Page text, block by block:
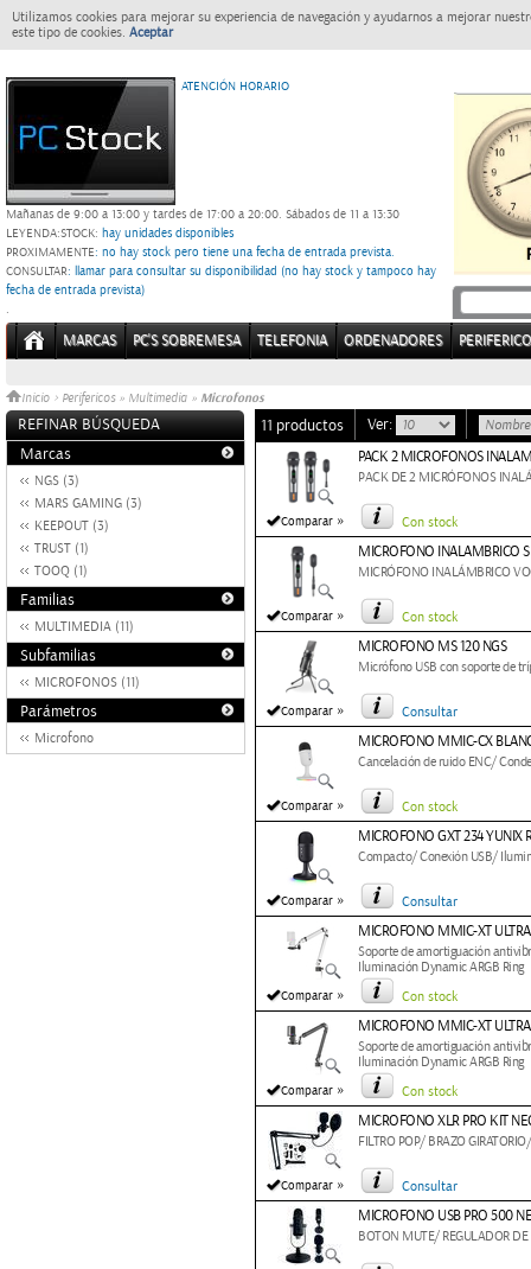
Utilizamos cookies para mejorar su experiencia de navegación y ayudarnos a mejorar
este tipo de cookies. Aceptar
ATENCIÓN HORARIO
Mañanas de 9:00 a 13:00 y tardes de 17:00 a 20:00. Sábados de 11 a 13:30
LEYENDA:STOCK: hay unidades disponibles
PROXIMAMENTE: no hay stock pero tiene una fecha de entrada prevista.
CONSULTAR: llamar para consultar su disponibilidad (no hay stock y tampoco hay
fecha de entrada prevista)
.
MARCAS PC'S SOBREMESA TELEFONIA ORDENADORES
Inicio > Perifericos » Multimedia » Microfonos
REFINAR BÚSQUEDA
Marcas
NGS (3)
MARS GAMING (3)
KEEPOUT (3)
TRUST (1)
TOOQ (1)
Familias
MULTIMEDIA (11)
Subfamilias
MICROFONOS (11)
Parámetros
Microfono
11 productos Ver:
Comparar »
PACK 2 MICROFONOS
PACK DE 2 MICRÓFONOS
Con stock
Comparar »
MICROFONO INALAMBRICO
MICRÓFONO INALÁMBRICO
Con stock
Comparar »
MICROFONO MS 120 NGS
Micrófono USB con soporte de
Consultar
Comparar »
MICROFONO MMIC-CX
Cancelación de ruido ENC/
Con stock
Comparar »
MICROFONO GXT 234 YUNIX
Compacto/ Conexión USB/
Consultar
Comparar »
MICROFONO MMIC-XT
Soporte de amortiguación
Iluminación Dynamic ARGB Ring
Con stock
Comparar »
MICROFONO MMIC-XT
Soporte de amortiguación
Iluminación Dynamic ARGB Ring
Con stock
Comparar »
MICROFONO XLR PRO KIT
FILTRO POP/ BRAZO
Consultar
MICROFONO USB PRO 500
BOTON MUTE/ REGULADOR